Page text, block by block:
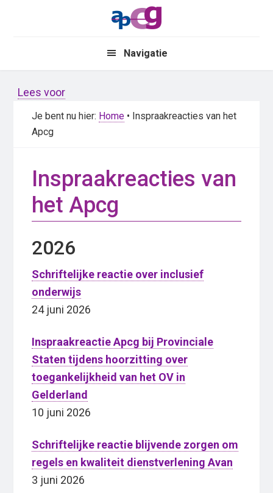
Navigatie
Lees voor
Je bent nu hier: Home • Inspraakreacties van het
Apcg
Inspraakreacties van
het Apcg
2026
Schriftelijke reactie over inclusief
onderwijs
24 juni 2026
Inspraakreactie Apcg bij Provinciale
Staten tijdens hoorzitting over
toegankelijkheid van het OV in
Gelderland
10 juni 2026
Schriftelijke reactie blijvende zorgen om
regels en kwaliteit dienstverlening Avan
3 juni 2026